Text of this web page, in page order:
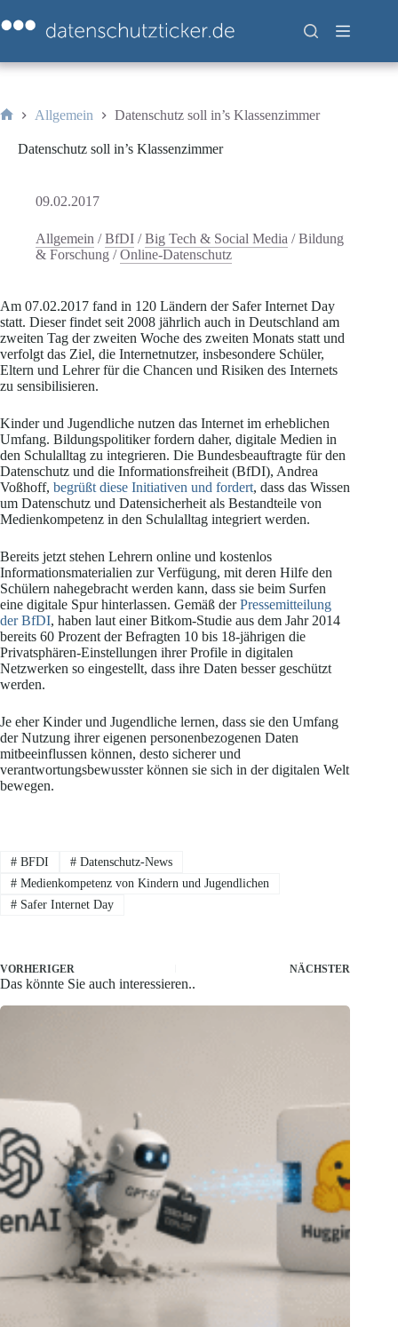
Inhalt
springen
Allgemein Datenschutz soll in’s Klassenzimmer
Datenschutz soll in’s Klassenzimmer
09.02.2017
Allgemein /BfDI /Big Tech & Social Media /Bildung
& Forschung /Online-Datenschutz
Am 07.02.2017 fand in 120 Ländern der Safer Internet Day
statt. Dieser findet seit 2008 jährlich auch in Deutschland am
zweiten Tag der zweiten Woche des zweiten Monats statt und
verfolgt das Ziel, die Internetnutzer, insbesondere Schüler,
Eltern und Lehrer für die Chancen und Risiken des Internets
zu sensibilisieren.
Kinder und Jugendliche nutzen das Internet im erheblichen
Umfang. Bildungspolitiker fordern daher, digitale Medien in
den Schulalltag zu integrieren. Die Bundesbeauftragte für den
Datenschutz und die Informationsfreiheit (BfDI), Andrea
Voßhoff, begrüßt diese Initiativen und fordert, dass das Wissen
um Datenschutz und Datensicherheit als Bestandteile von
Medienkompetenz in den Schulalltag integriert werden.
Bereits jetzt stehen Lehrern online und kostenlos
Informationsmaterialien zur Verfügung, mit deren Hilfe den
Schülern nahegebracht werden kann, dass sie beim Surfen
eine digitale Spur hinterlassen. Gemäß derPressemitteilung
der BfDI, haben laut einer Bitkom-Studie aus dem Jahr 2014
bereits 60 Prozent der Befragten 10 bis 18-jährigen die
Privatsphären-Einstellungen ihrer Profile in digitalen
Netzwerken so eingestellt, dass ihre Daten besser geschützt
werden.
Je eher Kinder und Jugendliche lernen, dass sie den Umfang
der Nutzung ihrer eigenen personenbezogenen Daten
mitbeeinflussen können, desto sicherer und
verantwortungsbewusster können sie sich in der digitalen Welt
bewegen.
#BFDI #Datenschutz-News
#Medienkompetenz von Kindern und Jugendlichen
#Safer Internet Day
VORHERIGER NÄCHSTER
Das könnte Sie auch interessieren..